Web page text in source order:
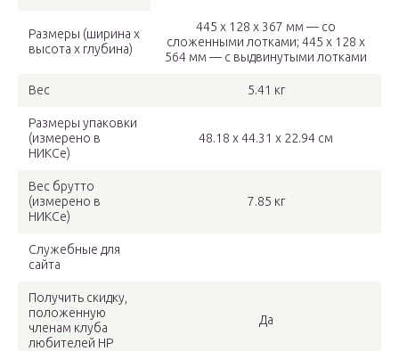
Размеры (ширина x
высота x глубина)
445 x 128 x 367 мм — со
сложенными лотками; 445 x 128 x
564 мм — с выдвинутыми лотками
Вес 5.41 кг
Размеры упаковки
(измерено в
НИКСе)
48.18 x 44.31 x 22.94 см
Вес брутто
(измерено в
НИКСе)
7.85 кг
Служебные для
сайта
Получить скидку,
положенную
членам клуба
любителей HP
Да